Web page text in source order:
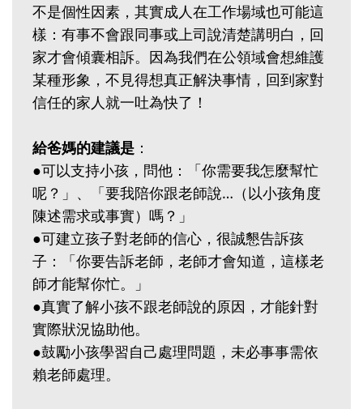
不是個性因素，其實成人在工作場域也可能這
樣：有事不會跟同事或上司說清楚講明白，回
家才會傾囊相訴。因為我們在公領域會想維護
某種形象，不見得想真正解決事情，回到家對
信任的家人就一吐為快了！
給爸媽的建議是 ：
●可以支持小孩，問他：「你需要我怎麼幫忙
呢？」、「要我陪你跟老師說…（以小孩角度
陳述需求或事實）嗎？」
●可建立孩子對老師的信心，很誠懇告訴孩
子：「你要告訴老師，老師才會知道，這樣老
師才能幫你忙。」
●真實了解小孩不跟老師說的原因，才能針對
實際狀況協助他。
●鼓勵小孩學習自己處理問題，未必事事需依
賴老師處理。